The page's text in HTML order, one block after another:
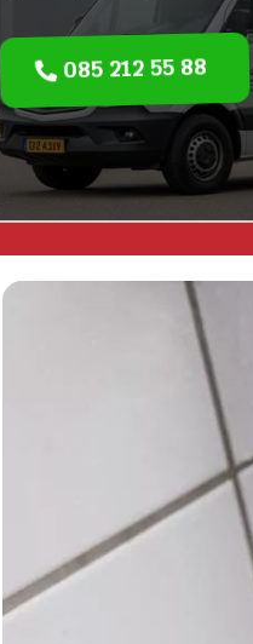
085 212 55 88